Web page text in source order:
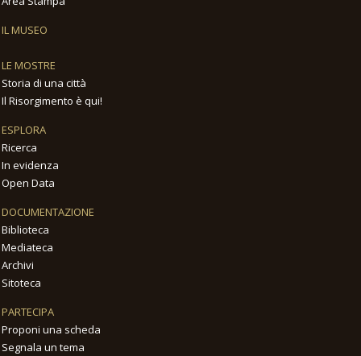
IL MUSEO
LE MOSTRE
Storia di una città
Il Risorgimento è qui!
ESPLORA
Ricerca
In evidenza
Open Data
DOCUMENTAZIONE
Biblioteca
Mediateca
Archivi
Sitoteca
PARTECIPA
Proponi una scheda
Segnala un tema